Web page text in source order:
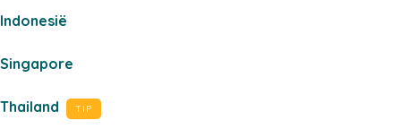
Indonesië
Singapore
Thailand TIP